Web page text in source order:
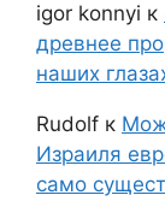
igor konnyi к
древнее
наших
Rudolf к
Израиля
само